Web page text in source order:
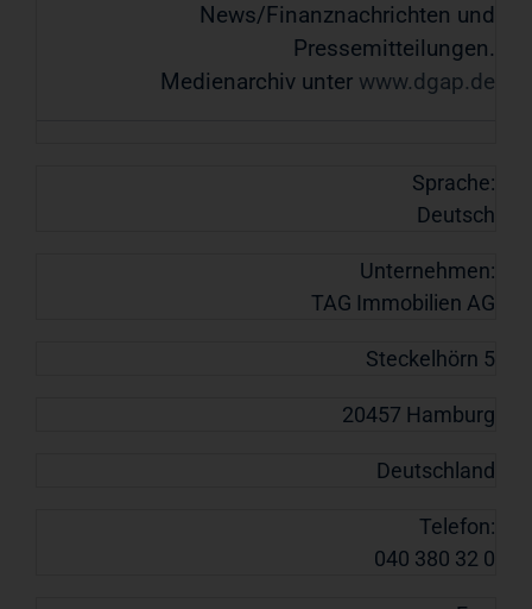
News/Finanznachrichten und
Pressemitteilungen.
Medienarchiv unter www.dgap.de
Sprache:
Deutsch
Unternehmen:
TAG Immobilien AG
Steckelhörn 5
20457 Hamburg
Deutschland
Telefon:
040 380 32 0